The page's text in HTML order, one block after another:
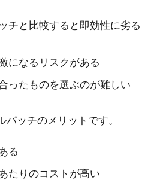
チと比較すると即効性に劣る
になるリスクがある
ったものを選ぶのが難しい
パッチのメリットです。
る
たりのコストが高い